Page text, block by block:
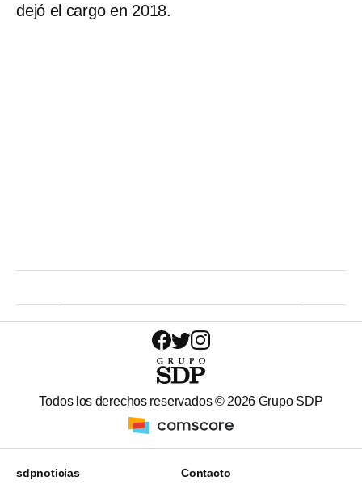
dejó el cargo en 2018.
Todos los derechos reservados ©2026 Grupo SDP
sdpnoticias Contacto